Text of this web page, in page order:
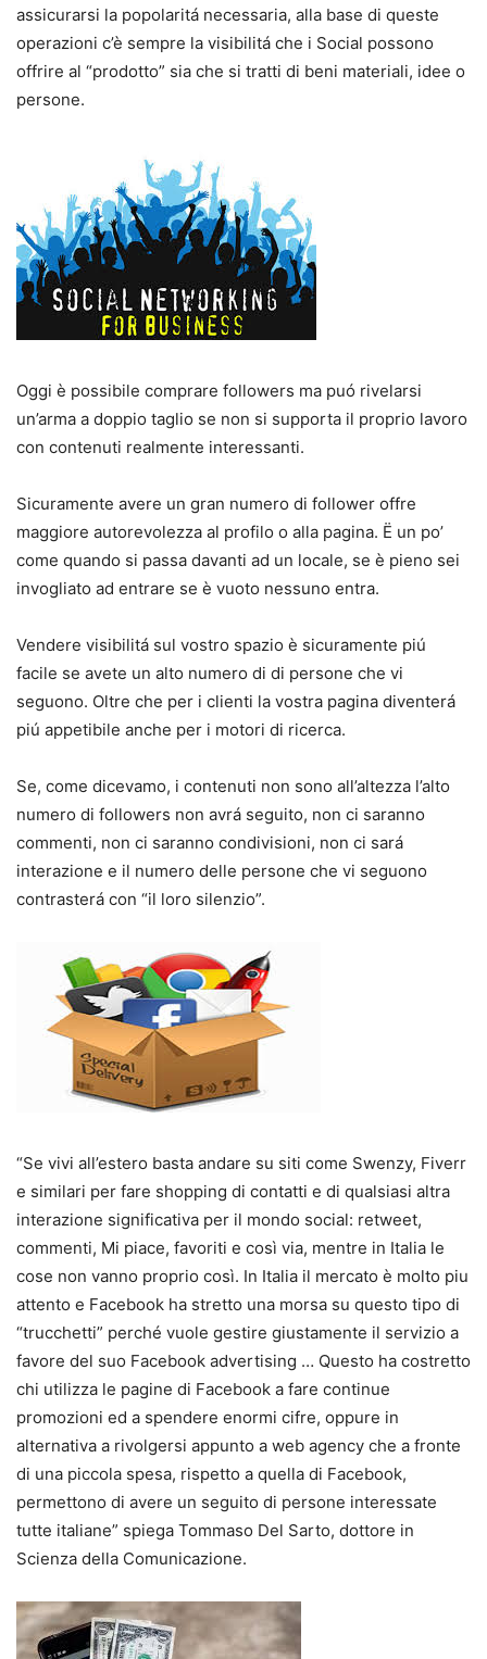
assicurarsi la popolaritá necessaria, alla base di queste
operazioni c’è sempre la visibilitá che i Social possono
offrire al “prodotto” sia che si tratti di beni materiali, idee o
persone.
Oggi è possibile comprare followers ma puó rivelarsi
un’arma a doppio taglio se non si supporta il proprio lavoro
con contenuti realmente interessanti.
Sicuramente avere un gran numero di follower offre
maggiore autorevolezza al profilo o alla pagina. Ë un po’
come quando si passa davanti ad un locale, se è pieno sei
invogliato ad entrare se è vuoto nessuno entra.
Vendere visibilitá sul vostro spazio è sicuramente piú
facile se avete un alto numero di di persone che vi
seguono. Oltre che per i clienti la vostra pagina diventerá
piú appetibile anche per i motori di ricerca.
Se, come dicevamo, i contenuti non sono all’altezza l’alto
numero di followers non avrá seguito, non ci saranno
commenti, non ci saranno condivisioni, non ci sará
interazione e il numero delle persone che vi seguono
contrasterá con “il loro silenzio”.
“Se vivi all’estero basta andare su siti come Swenzy, Fiverr
e similari per fare shopping di contatti e di qualsiasi altra
interazione significativa per il mondo social: retweet,
commenti, Mi piace, favoriti e così via, mentre in Italia le
cose non vanno proprio così. In Italia il mercato è molto piu
attento e Facebook ha stretto una morsa su questo tipo di
“trucchetti” perché vuole gestire giustamente il servizio a
favore del suo Facebook advertising … Questo ha costretto
chi utilizza le pagine di Facebook a fare continue
promozioni ed a spendere enormi cifre, oppure in
alternativa a rivolgersi appunto a web agency che a fronte
di una piccola spesa, rispetto a quella di Facebook,
permettono di avere un seguito di persone interessate
tutte italiane” spiega Tommaso Del Sarto, dottore in
Scienza della Comunicazione.